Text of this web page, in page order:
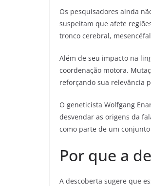
Os pesquisadores ainda
suspeitam que afete
tronco cerebral,
Além de seu impacto na
coordenação motora.
reforçando sua relevância
O geneticista Wolfgang
desvendar as origens da
como parte de um
Por que a
A descoberta sugere que